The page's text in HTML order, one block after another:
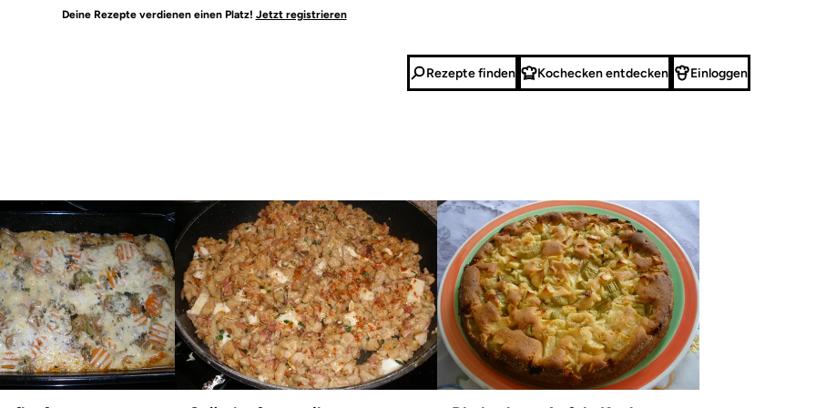
Deine Rezepte verdienen einen Platz! Jetzt registrieren
Rezepte finden Kochecken entdecken Einloggen